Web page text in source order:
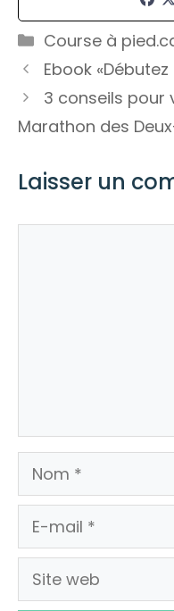
Catégories
Course à
Ebook
3 conseils pour
Marathon des
Laisser un
Nom
E-
mail
Site
web